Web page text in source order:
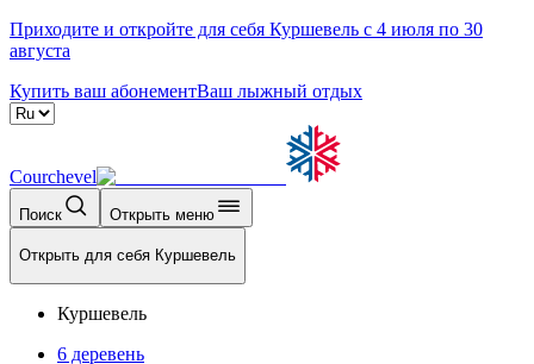
Приходите и откройте для себя Куршевель с 4 июля по 30
августа
Купить ваш абонементВаш лыжный отдых
Courchevel
Поиск Открыть меню
Открыть для себя Куршевель
Куршевель
6 деревень